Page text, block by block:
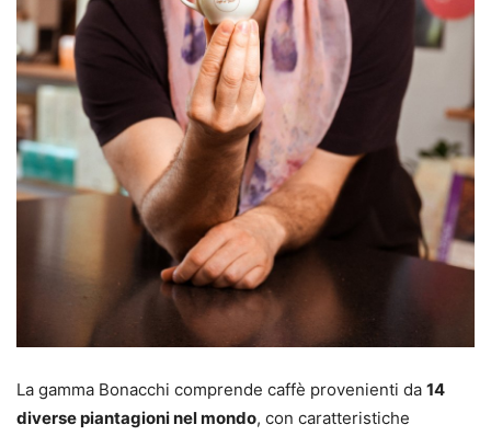
La gamma Bonacchi comprende caffè provenienti da 14
diverse piantagioni nel mondo, con caratteristiche